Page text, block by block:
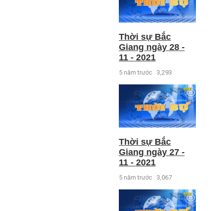
Thời sự Bắc
Giang ngày 28 -
11 - 2021
5 năm trước 3,293
Thời sự Bắc
Giang ngày 27 -
11 - 2021
5 năm trước 3,067